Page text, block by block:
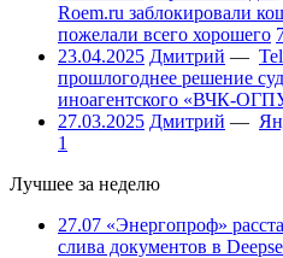
Roem.ru заблокировали
пожелали всего хорошего
23.04.2025 Дмитрий —
прошлогоднее решение
иноагентского «ВЧК-
27.03.2025 Дмитрий —
1
Лучшее за неделю
27.07 «Энергопроф»
слива документов в